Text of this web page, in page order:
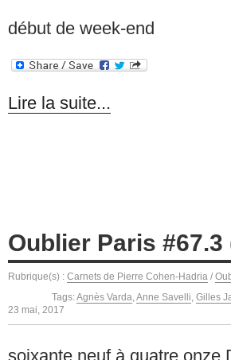
début de week-end
Lire la suite...
Oublier Paris
Rubrique(s) : Carnets de Pierre Cohen-Hadria /
Tags:Agnès Varda,Anne Savelli, Gilles
23 mai, 2017
soixante neuf à quatre onze